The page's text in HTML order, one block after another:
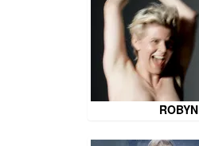
ROBYN